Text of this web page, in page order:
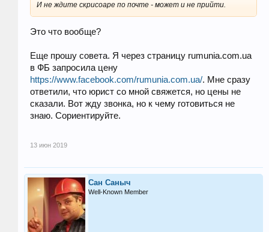
И не ждите скрисоаре по почте - может и не прийти.
Это что вообще?
Еще прошу совета. Я через страницу rumunia.com.ua
в ФБ запросила цену
https://www.facebook.com/rumunia.com.ua/. Мне сразу
ответили, что юрист со мной свяжется, но цены не
сказали. Вот жду звонка, но к чему готовиться не
знаю. Сориентируйте.
13 июн 2019
Сан Саныч
Well-Known Member